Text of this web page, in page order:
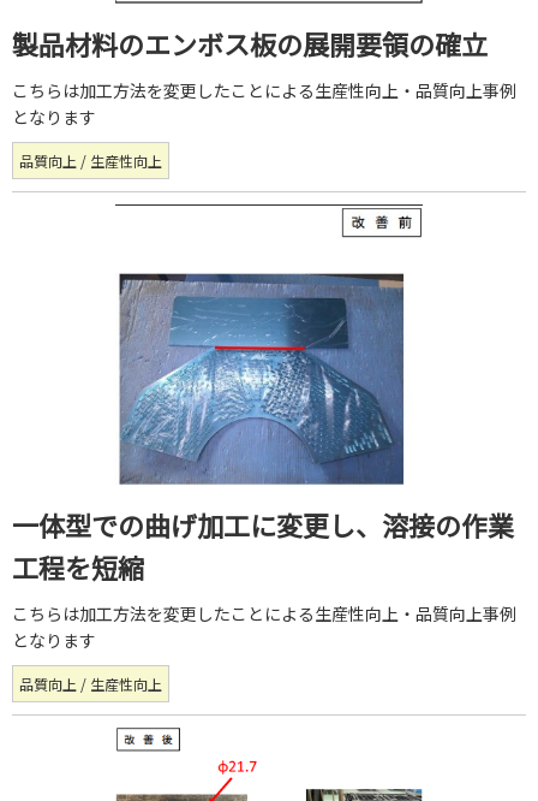
製品材料のエンボス板の展開要領の確立
こちらは加工方法を変更したことによる生産性向上・品質向上事例
となります
品質向上 / 生産性向上
一体型での曲げ加工に変更し、溶接の作業
工程を短縮
こちらは加工方法を変更したことによる生産性向上・品質向上事例
となります
品質向上 / 生産性向上